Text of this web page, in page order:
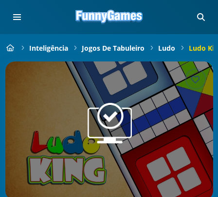
Inteligência Jogos De Tabuleiro Ludo Ludo